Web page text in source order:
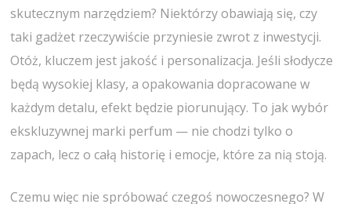
skutecznym narzędziem? Niektórzy obawiają się, czy
taki gadżet rzeczywiście przyniesie zwrot z inwestycji.
Otóż, kluczem jest jakość i personalizacja. Jeśli słodycze
będą wysokiej klasy, a opakowania dopracowane w
każdym detalu, efekt będzie piorunujący. To jak wybór
ekskluzywnej marki perfum — nie chodzi tylko o
zapach, lecz o całą historię i emocje, które za nią stoją.
Czemu więc nie spróbować czegoś nowoczesnego? W